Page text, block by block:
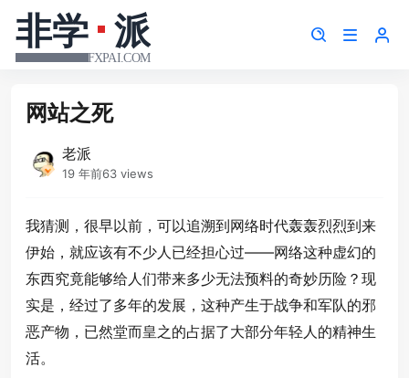
网站之死
老派
19 年前63 views
我猜测，很早以前，可以追溯到网络时代轰轰烈烈到来
伊始，就应该有不少人已经担心过——网络这种虚幻的
东西究竟能够给人们带来多少无法预料的奇妙历险？现
实是，经过了多年的发展，这种产生于战争和军队的邪
恶产物，已然堂而皇之的占据了大部分年轻人的精神生
活。